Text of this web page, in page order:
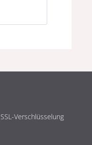
Verschlüsselung